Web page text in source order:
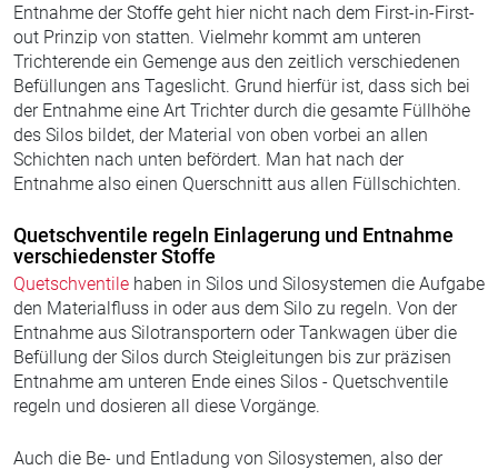
Entnahme der Stoffe geht hier nicht nach dem First-in-First-
out Prinzip von statten. Vielmehr kommt am unteren
Trichterende ein Gemenge aus den zeitlich verschiedenen
Befüllungen ans Tageslicht. Grund hierfür ist, dass sich bei
der Entnahme eine Art Trichter durch die gesamte Füllhöhe
des Silos bildet, der Material von oben vorbei an allen
Schichten nach unten befördert. Man hat nach der
Entnahme also einen Querschnitt aus allen Füllschichten.
Quetschventile regeln Einlagerung und Entnahme
verschiedenster Stoffe
Quetschventile haben in Silos und Silosystemen die Aufgabe
den Materialfluss in oder aus dem Silo zu regeln. Von der
Entnahme aus Silotransportern oder Tankwagen über die
Befüllung der Silos durch Steigleitungen bis zur präzisen
Entnahme am unteren Ende eines Silos - Quetschventile
regeln und dosieren all diese Vorgänge.
Auch die Be- und Entladung von Silosystemen, also der